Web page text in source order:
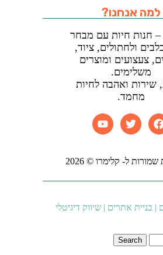
למה אנחנו?
– חנות חיות עם מבחר
ולחתולים, ציוד,
צעצועים ומוצרים
משלימים.
שירות ואהבה לחיות
מחמד.
שמורות ל- קלימרו © 2026
| בניית אתרים | שיווק דיגיטלי
Search